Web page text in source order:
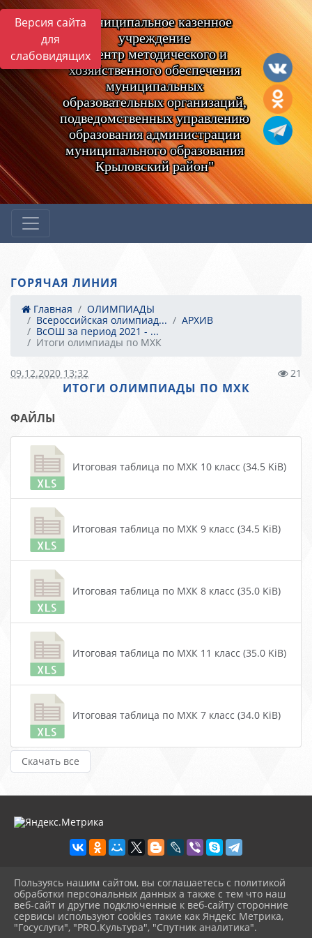
Версия сайта
для
слабовидящих
Муниципальное казенное
учреждение
"Центр методического и
хозяйственного обеспечения
муниципальных
образовательных организаций,
подведомственных управлению
образования администрации
муниципального образования
Крыловский район"
ГОРЯЧАЯ ЛИНИЯ
Главная
ОЛИМПИАДЫ
Всероссийская олимпиад...
АРХИВ
ВсОШ за период 2021 - ...
Итоги олимпиады по МХК
09.12.2020 13:32 21
ИТОГИ ОЛИМПИАДЫ ПО МХК
ФАЙЛЫ
Итоговая таблица по МХК 10 класс (34.5 KiB)
Итоговая таблица по МХК 9 класс (34.5 KiB)
Итоговая таблица по МХК 8 класс (35.0 KiB)
Итоговая таблица по МХК 11 класс (35.0 KiB)
Итоговая таблица по МХК 7 класс (34.0 KiB)
Скачать все
2026 г. centr-mho.obrkril.ru
Вход
Карта сайта
Политика обработки персональных данных
Пользуясь нашим сайтом, вы соглашаетесь с политикой
обработки персональных данных а также с тем что наш
веб-сайт и другие подключенные к веб-сайту сторонние
сервисы используют cookies такие как Яндекс Метрика,
"Госуслуги", "PRO.Культура", "Спутник аналитика".